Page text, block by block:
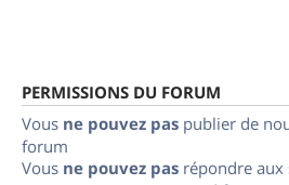
PERMISSIONS DU FORUM
Vous ne pouvez pas publier de
forum
Vous ne pouvez pas répondre aux